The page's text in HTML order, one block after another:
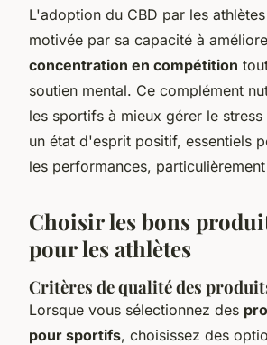
L'adoption du CBD par les
motivée par sa capacité à
concentration en compétition
soutien mental. Ce complément
les sportifs à mieux gérer le
un état d'esprit positif, essentiels
les performances,
Choisir les bons
pour les athlètes
Critères de qualité des
Lorsque vous sélectionnez des
pour sportifs, choisissez des